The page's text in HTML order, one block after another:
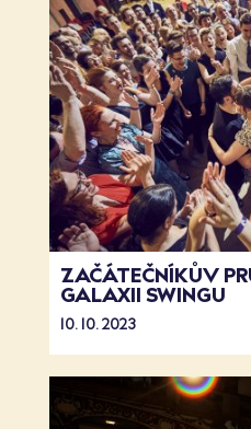
ZAČÁTEČNÍKŮV
GALAXII SWINGU
10. 10. 2023